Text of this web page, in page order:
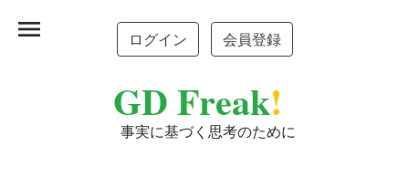
ログイン 会員登録
GD Freak!
事実に基づく思考のために
menu